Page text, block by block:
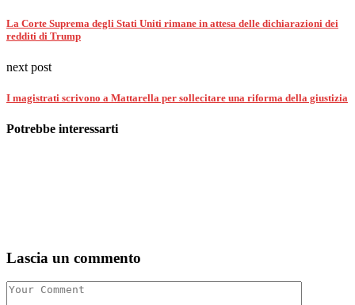
La Corte Suprema degli Stati Uniti rimane in attesa delle dichiarazioni dei
redditi di Trump
next post
I magistrati scrivono a Mattarella per sollecitare una riforma della giustizia
Potrebbe interessarti
Lascia un commento